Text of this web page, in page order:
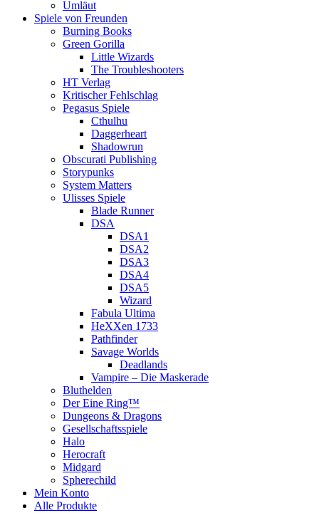
Umläut
Spiele von Freunden
Burning Books
Green Gorilla
Little Wizards
The Troubleshooters
HT Verlag
Kritischer Fehlschlag
Pegasus Spiele
Cthulhu
Daggerheart
Shadowrun
Obscurati Publishing
Storypunks
System Matters
Ulisses Spiele
Blade Runner
DSA
DSA1
DSA2
DSA3
DSA4
DSA5
Wizard
Fabula Ultima
HeXXen 1733
Pathfinder
Savage Worlds
Deadlands
Vampire – Die Maskerade
Bluthelden
Der Eine Ring™
Dungeons & Dragons
Gesellschaftsspiele
Halo
Herocraft
Midgard
Spherechild
Mein Konto
Alle Produkte